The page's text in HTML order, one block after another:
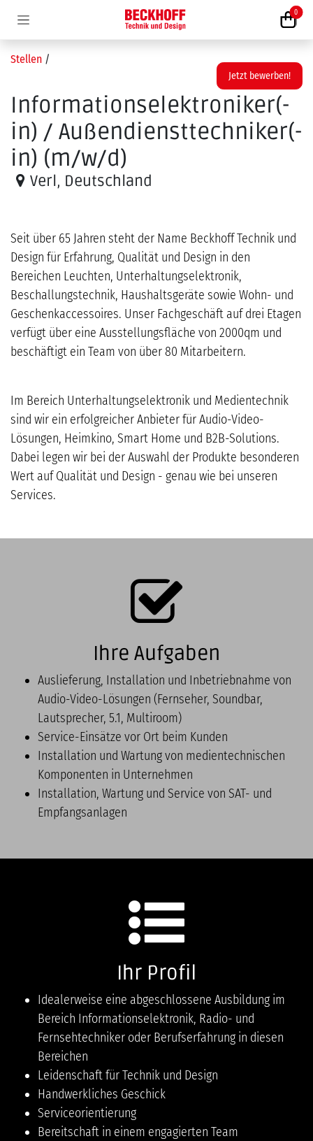
0
Jetzt bewerben!
Stellen /
Informationselektroniker(-
in) / Außendiensttechniker(-
in) (m/w/d)
Verl, Deutschland
Seit über 65 Jahren steht der Name Beckhoff Technik und
Design für Erfahrung, Qualität und Design in den
Bereichen Leuchten, Unterhaltungselektronik,
Beschallungstechnik, Haushaltsgeräte sowie Wohn- und
Geschenkaccessoires. Unser Fachgeschäft auf drei Etagen
verfügt über eine Ausstellungsfläche von 2000qm und
beschäftigt ein Team von über 80 Mitarbeitern.
Im Bereich Unterhaltungselektronik und Medientechnik
sind wir ein erfolgreicher Anbieter für Audio-Video-
Lösungen, Heimkino, Smart Home und B2B-Solutions.
Dabei legen wir bei der Auswahl der Produkte besonderen
Wert auf Qualität und Design - genau wie bei unseren
Services.
Ihre Aufgaben
Auslieferung, Installation und Inbetriebnahme von
Audio-Video-Lösungen (Fernseher, Soundbar,
Lautsprecher, 5.1, Multiroom)
Service-Einsätze vor Ort beim Kunden
Installation und Wartung von medientechnischen
Komponenten in Unternehmen
Installation, Wartung und Service von SAT- und
Empfangsanlagen
Ihr Profil
Idealerweise eine abgeschlossene Ausbildung im
Bereich Informationselektronik, Radio- und
Fernsehtechniker oder Berufserfahrung in diesen
Bereichen
Leidenschaft für Technik und Design
Handwerkliches Geschick
Serviceorientierung
Bereitschaft in einem engagierten Team